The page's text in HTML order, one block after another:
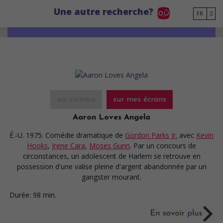
Une autre recherche? FR
sur mes écrans
Aaron Loves Angela
É.-U. 1975. Comédie dramatique de Gordon Parks Jr. avec Kevin
Hooks, Irene Cara, Moses Gunn. Par un concours de
circonstances, un adolescent de Harlem se retrouve en
possession d'une valise pleine d'argent abandonnée par un
gangster mourant.
Durée: 98 min.